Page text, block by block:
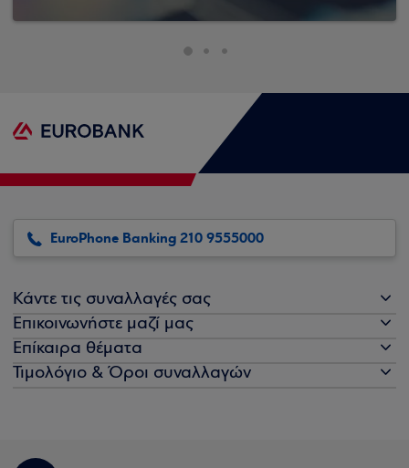
EuroPhone Banking 210 9555000
Κάντε τις συναλλαγές σας
Επικοινωνήστε μαζί μας
Επίκαιρα θέματα
Τιμολόγιο & Όροι συναλλαγών